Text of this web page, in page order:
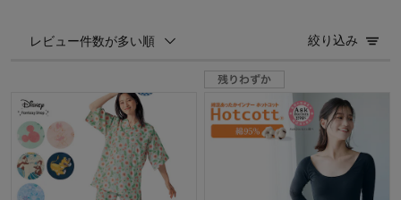
レビュー件数が多い順 絞り込み